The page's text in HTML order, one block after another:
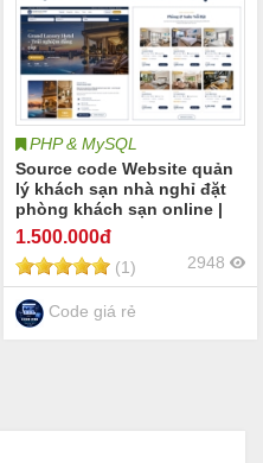
PHP & MySQL
Source code Website quản
lý khách sạn nhà nghỉ đặt
phòng khách sạn online |
Booking hotel khách sạn
online quản lý phòng khách
sạn check-in/check-out
Khách sạn Resort Homestay
Villa
1.500.000đ
(1) 2948
Code giá rẻ